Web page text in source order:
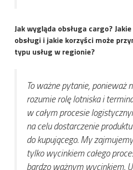
Jak wygląda obsługa cargo?
obsługi i jakie korzyści może
typu usług w regionie?
To ważne pytanie, ponieważ
rozumie rolę lotniska i
w całym procesie
na celu dostarczenie
do kupującego. My
tylko wycinkiem całego
bardzo ważnym wycinkiem.